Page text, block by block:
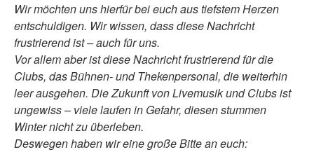
Wir möchten uns hierfür bei euch aus tiefstem Herzen
entschuldigen. Wir wissen, dass diese Nachricht
frustrierend ist – auch für uns.
Vor allem aber ist diese Nachricht frustrierend für die
Clubs, das Bühnen- und Thekenpersonal, die weiterhin
leer ausgehen. Die Zukunft von Livemusik und Clubs ist
ungewiss – viele laufen in Gefahr, diesen stummen
Winter nicht zu überleben.
Deswegen haben wir eine große Bitte an euch: